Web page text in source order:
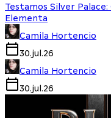
Testamos Silver
Elementa
Camila Hortencio
30.jul.26
Camila Hortencio
30.jul.26